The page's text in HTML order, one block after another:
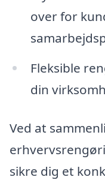
over for
Fleksible
din
Ved at
sikre dig et